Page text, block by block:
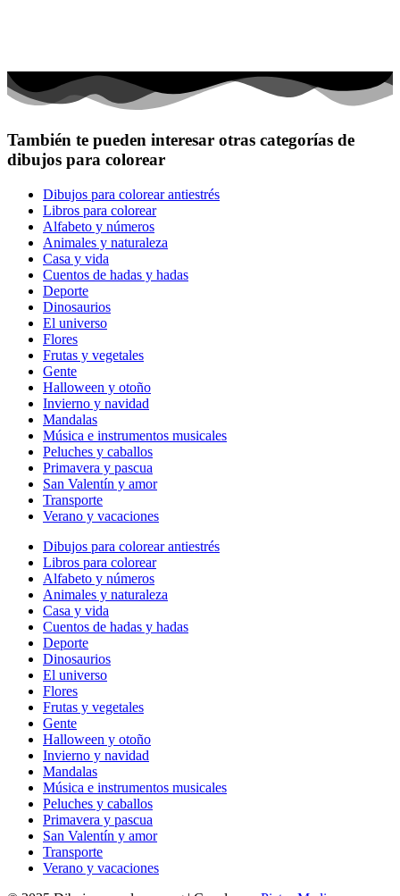
También te pueden interesar otras categorías de
dibujos para colorear
Dibujos para colorear antiestrés
Libros para colorear
Alfabeto y números
Animales y naturaleza
Casa y vida
Cuentos de hadas y hadas
Deporte
Dinosaurios
El universo
Flores
Frutas y vegetales
Gente
Halloween y otoño
Invierno y navidad
Mandalas
Música e instrumentos musicales
Peluches y caballos
Primavera y pascua
San Valentín y amor
Transporte
Verano y vacaciones
Dibujos para colorear antiestrés
Libros para colorear
Alfabeto y números
Animales y naturaleza
Casa y vida
Cuentos de hadas y hadas
Deporte
Dinosaurios
El universo
Flores
Frutas y vegetales
Gente
Halloween y otoño
Invierno y navidad
Mandalas
Música e instrumentos musicales
Peluches y caballos
Primavera y pascua
San Valentín y amor
Transporte
Verano y vacaciones